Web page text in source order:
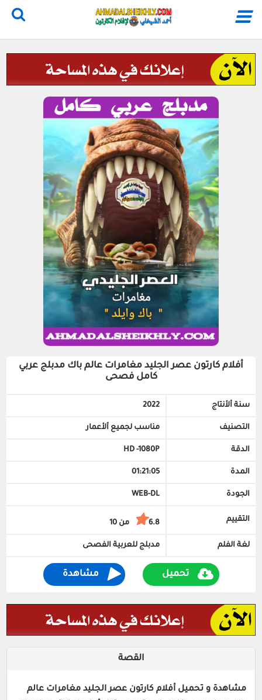
أفلام كارتون عصر الجليد مغامرات عالم باك مدبلج عربي
كامل فصحى
سنة ألأنتاج 2022
التصنيف مناسب لجميع ألأعمار
الدقة HD -1080P
المدة 01:21:05
الجودة WEB-DL
التقييم 6.8 من 10
لغة الفلم مدبلج للعربية الفصحى
تحميل مشاهدة
القصة
مشاهدة و تحميل أفلام كارتون عصر الجليد مغامرات عالم